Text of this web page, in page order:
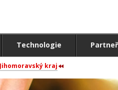
Technologie
kraj